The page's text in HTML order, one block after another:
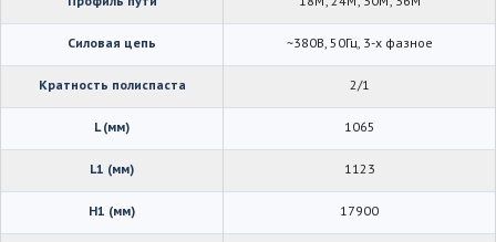
Силовая цепь ~380В, 50Гц, 3-х фазное
Кратность полиспаста 2/1
L (мм) 1065
L1 (мм) 1123
H1 (мм) 17900